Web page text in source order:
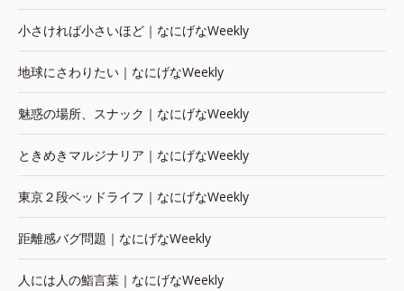
小さければ小さいほど｜なにげなWeekly
地球にさわりたい｜なにげなWeekly
魅惑の場所、スナック｜なにげなWeekly
ときめきマルジナリア｜なにげなWeekly
東京２段ベッドライフ｜なにげなWeekly
距離感バグ問題｜なにげなWeekly
人には人の鮨言葉｜なにげなWeekly